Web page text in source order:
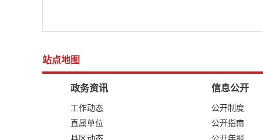
站点地图
政务资讯
工作动态
直属单位
信息公开
公开制度
公开指南